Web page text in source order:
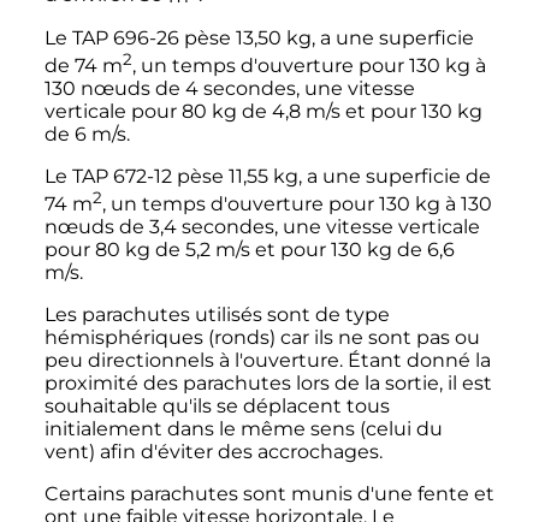
Le TAP 696-26 pèse 13,50 kg, a une superficie
de 74 m2, un temps d'ouverture pour 130 kg à
130 nœuds de 4 secondes, une vitesse
verticale pour 80 kg de 4,8 m/s et pour 130 kg
de 6 m/s.
Le TAP 672-12 pèse 11,55 kg, a une superficie de
74 m2, un temps d'ouverture pour 130 kg à 130
nœuds de 3,4 secondes, une vitesse verticale
pour 80 kg de 5,2 m/s et pour 130 kg de 6,6
m/s.
Les parachutes utilisés sont de type
hémisphériques (ronds) car ils ne sont pas ou
peu directionnels à l'ouverture. Étant donné la
proximité des parachutes lors de la sortie, il est
souhaitable qu'ils se déplacent tous
initialement dans le même sens (celui du
vent) afin d'éviter des accrochages.
Certains parachutes sont munis d'une fente et
ont une faible vitesse horizontale. Le